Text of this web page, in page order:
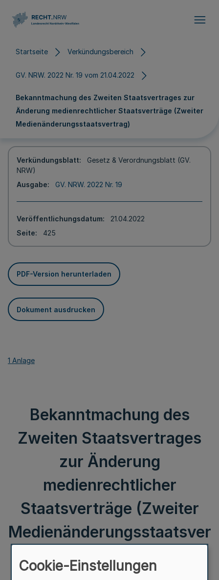
Startseite Verkündungsbereich
GV. NRW. 2022 Nr. 19 vom 21.04.2022
Bekanntmachung des Zweiten Staatsvertrages zur
Änderung medienrechtlicher Staatsverträge (Zweiter
Medienänderungsstaatsvertrag)
Verkündungsblatt
Gesetz & Verordnungsblatt (GV.
NRW)
Ausgabe
GV. NRW. 2022 Nr. 19
Veröffentlichungsdatum
21.04.2022
Seite
425
PDF-Version herunterladen
Dokument ausdrucken
1 Anlage
Bekanntmachung des
Zweiten Staatsvertrages
zur Änderung
medienrechtlicher
Staatsverträge (Zweiter
Medienänderungsstaatsver
trag)
Cookie-Einstellungen